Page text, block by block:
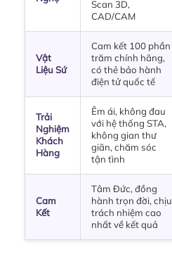
Scan 3D,
CAD/CAM
Vật
Liệu Sứ
Cam kết 100 phần
trăm chính hãng,
có thẻ bảo hành
điện tử quốc tế
Trải
Nghiệm
Khách
Hàng
Êm ái, không đau
với hệ thống STA,
không gian thư
giãn, chăm sóc
tận tình
Cam
Kết
Tâm Đức, đồng
hành trọn đời, chịu
trách nhiệm cao
nhất về kết quả